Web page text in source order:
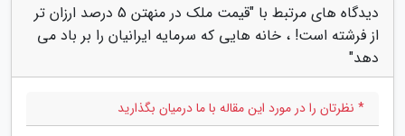
دیدگاه های مرتبط با "قیمت ملک در منهتن 5 درصد ارزان تر
از فرشته است! ، خانه هایی که سرمایه ایرانیان را بر باد می
دهد"
* نظرتان را در مورد این مقاله با ما درمیان بگذارید